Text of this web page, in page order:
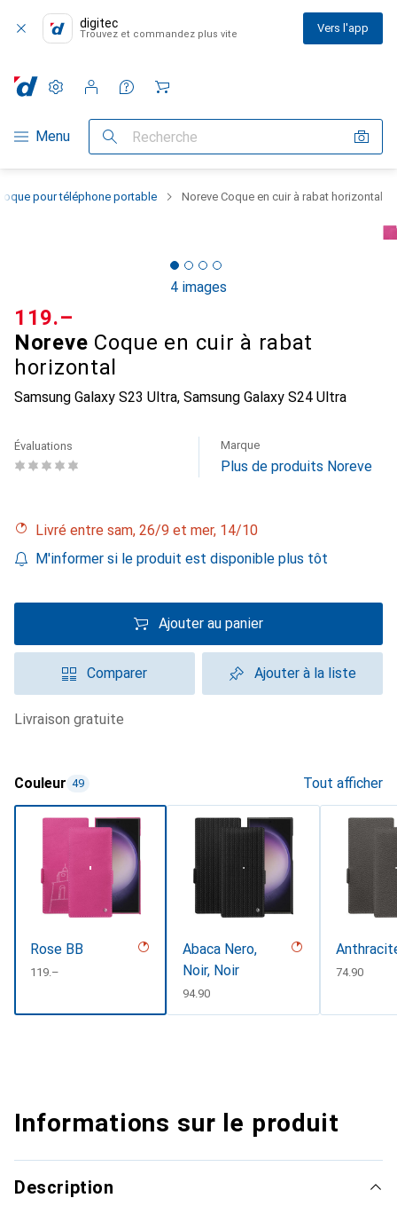
digitec
Trouvez et commandez plus vite Vers l'app
Navigation par catégorie
Menu Recherche
Paramètres
Compte client
Listes de comparaison
Listes d'envies
Panier
pour téléphone portable Noreve Coque en cuir à rabat horizontal
4 images
Noreve Coque en cuir à rabat
horizontal
Samsung Galaxy S23 Ultra, Samsung Galaxy S24 Ultra
CHF
119.–
Évaluations Marque
Plus de produits Noreve
Livré entre sam, 26/9 et mer, 14/10
M'informer si le produit est disponible plus tôt
Ajouter au panier
Comparer Ajouter à la liste
livraison gratuite
Couleur 49 Tout afficher
Rose BB
CHF
119.–
Abaca Nero,
Noir, Noir
CHF
94.90
CHF
74.90
Informations sur le produit
Description